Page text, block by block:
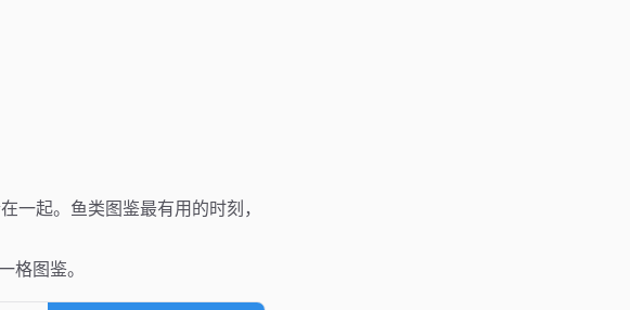
一起。鱼类图鉴最有用的时刻，
图鉴。